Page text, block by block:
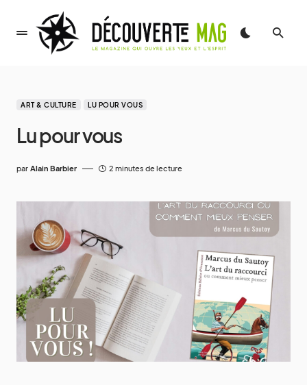
ART & CULTURE LU POUR VOUS
Lu pour vous
par Alain Barbier 2 minutes de lecture